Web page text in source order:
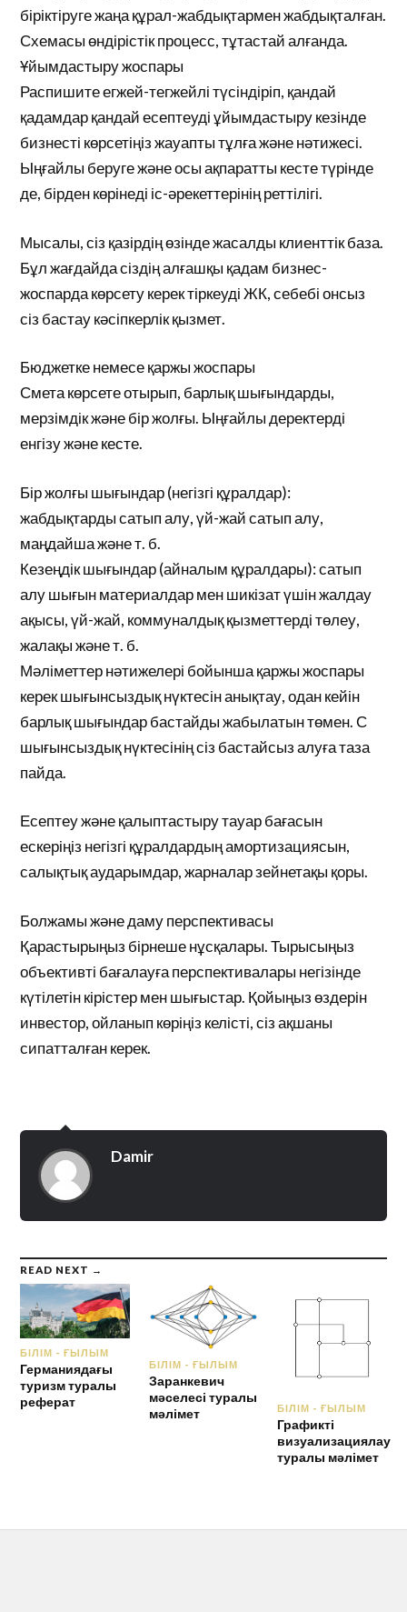
біріктіруге жаңа құрал-жабдықтармен жабдықталған.
Схемасы өндірістік процесс, тұтастай алғанда.
Ұйымдастыру жоспары
Распишите егжей-тегжейлі түсіндіріп, қандай
қадамдар қандай есептеуді ұйымдастыру кезінде
бизнесті көрсетіңіз жауапты тұлға және нәтижесі.
Ыңғайлы беруге және осы ақпаратты кесте түрінде
де, бірден көрінеді іс-әрекеттерінің реттілігі.
Мысалы, сіз қазірдің өзінде жасалды клиенттік база.
Бұл жағдайда сіздің алғашқы қадам бизнес-
жоспарда көрсету керек тіркеуді ЖК, себебі онсыз
сіз бастау кәсіпкерлік қызмет.
Бюджетке немесе қаржы жоспары
Смета көрсете отырып, барлық шығындарды,
мерзімдік және бір жолғы. Ыңғайлы деректерді
енгізу және кесте.
Бір жолғы шығындар (негізгі құралдар):
жабдықтарды сатып алу, үй-жай сатып алу,
маңдайша және т. б.
Кезеңдік шығындар (айналым құралдары): сатып
алу шығын материалдар мен шикізат үшін жалдау
ақысы, үй-жай, коммуналдық қызметтерді төлеу,
жалақы және т. б.
Мәліметтер нәтижелері бойынша қаржы жоспары
керек шығынсыздық нүктесін анықтау, одан кейін
барлық шығындар бастайды жабылатын төмен. С
шығынсыздық нүктесінің сіз бастайсыз алуға таза
пайда.
Есептеу және қалыптастыру тауар бағасын
ескеріңіз негізгі құралдардың амортизациясын,
салықтық аударымдар, жарналар зейнетақы қоры.
Болжамы және даму перспективасы
Қарастырыңыз бірнеше нұсқалары. Тырысыңыз
объективті бағалауға перспективалары негізінде
күтілетін кірістер мен шығыстар. Қойыңыз өздерін
инвестор, ойланып көріңіз келісті, сіз ақшаны
сипатталған керек.
Damir
READ NEXT →
БІЛІМ - ҒЫЛЫМ
Германиядағы
туризм туралы
реферат
БІЛІМ - ҒЫЛЫМ
Заранкевич
мәселесі туралы
мәлімет
БІЛІМ - ҒЫЛЫМ
Графикті
визуализациялау
туралы мәлімет